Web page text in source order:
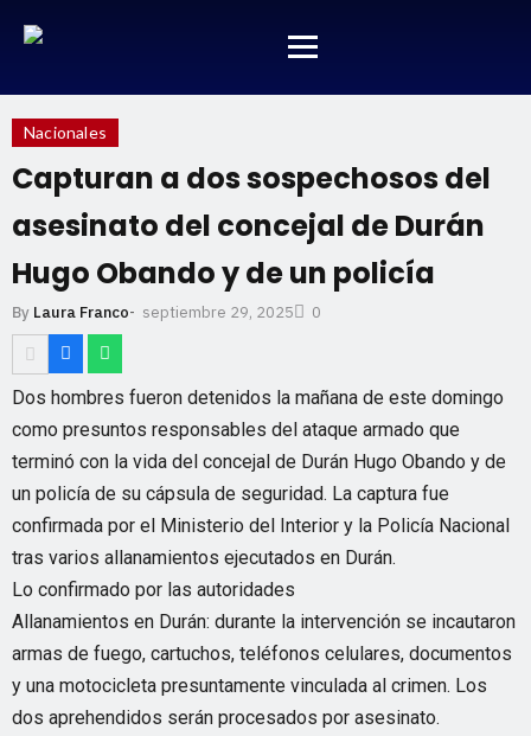
Nacionales
Capturan a dos sospechosos del
asesinato del concejal de Durán
Hugo Obando y de un policía
By Laura Franco- septiembre 29, 2025 0
Dos hombres fueron detenidos la mañana de este domingo
como presuntos responsables del ataque armado que
terminó con la vida del concejal de Durán Hugo Obando y de
un policía de su cápsula de seguridad. La captura fue
confirmada por el Ministerio del Interior y la Policía Nacional
tras varios allanamientos ejecutados en Durán.
Lo confirmado por las autoridades
Allanamientos en Durán: durante la intervención se incautaron
armas de fuego, cartuchos, teléfonos celulares, documentos
y una motocicleta presuntamente vinculada al crimen. Los
dos aprehendidos serán procesados por asesinato.